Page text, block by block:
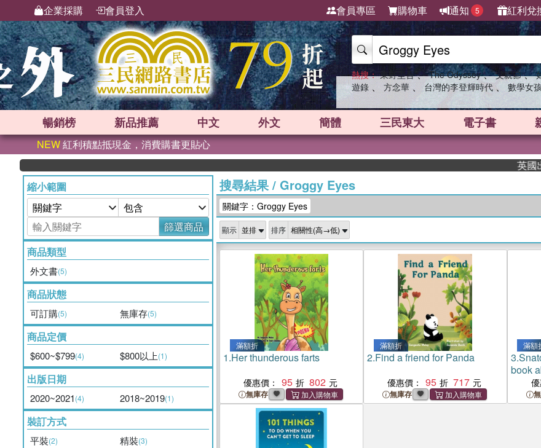
企業採購 會員登入 會員專區 購物車 通知 5 紅利兌
熱搜： 東野圭吾 、 The Odyssey 、 父親節 、
遊錄 、 方念華 、 台灣的李登輝時代 、 數學女
暢銷榜 新品推薦 中文 外文 簡體 三民東大 電子書
NEW紅利積點抵現金，消費購書更貼心
英國出
縮小範圍
篩選商品
商品類型
外文書(5)
商品狀態
可訂購(5) 無庫存(5)
商品定價
$600~$799(4) $800以上(1)
出版日期
2020~2021(4) 2018~2019(1)
裝訂方式
平裝(2) 精裝(3)
搜尋結果/ Groggy Eyes
關鍵字：Groggy Eyes
顯示 排序
滿額折
1.Her thunderous farts
優惠價： 95 802
無庫存
滿額折
2.Find a friend for Panda
優惠價： 95 717
無庫存
滿額
3.
book
and優